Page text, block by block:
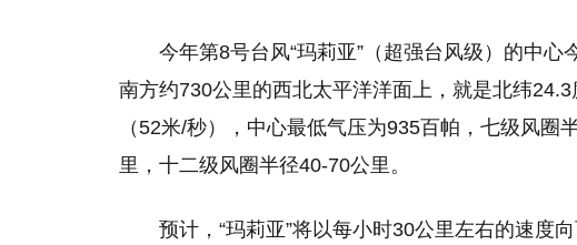
今年第8号台风“玛莉亚”（超强台风级）的中
南方约730公里的西北太平洋洋面上，就是北纬
（52米/秒），中心最低气压为935百帕，七级风
里，十二级风圈半径40-70公里。
预计，“玛莉亚”将以每小时30公里左右的速度